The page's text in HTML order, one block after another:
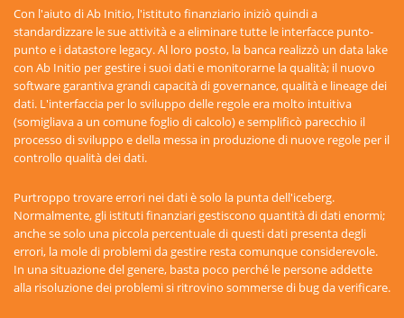
Con l'aiuto di Ab Initio, l'istituto finanziario iniziò quindi a
standardizzare le sue attività e a eliminare tutte le interfacce punto-
punto e i datastore legacy. Al loro posto, la banca realizzò un data lake
con Ab Initio per gestire i suoi dati e monitorarne la qualità; il nuovo
software garantiva grandi capacità di governance, qualità e lineage dei
dati. L'interfaccia per lo sviluppo delle regole era molto intuitiva
(somigliava a un comune foglio di calcolo) e semplificò parecchio il
processo di sviluppo e della messa in produzione di nuove regole per il
controllo qualità dei dati.
Purtroppo trovare errori nei dati è solo la punta dell'iceberg.
Normalmente, gli istituti finanziari gestiscono quantità di dati enormi;
anche se solo una piccola percentuale di questi dati presenta degli
errori, la mole di problemi da gestire resta comunque considerevole.
In una situazione del genere, basta poco perché le persone addette
alla risoluzione dei problemi si ritrovino sommerse di bug da verificare.